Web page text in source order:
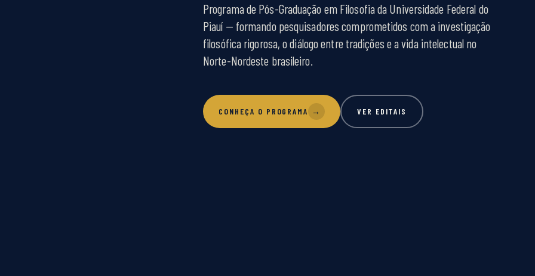
Programa de Pós-Graduação em Filosofia da Universidade Federal do
Piauí — formando pesquisadores comprometidos com a investigação
filosófica rigorosa, o diálogo entre tradições e a vida intelectual no
Norte-Nordeste brasileiro.
CONHEÇA O PROGRAMA → VER EDITAIS